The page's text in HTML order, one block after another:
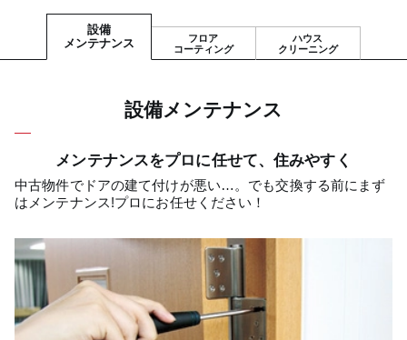
設備
メンテナンス
フロア
コーティング
ハウス
クリーニング
設備メンテナンス
メンテナンスをプロに任せて、住みやすく
中古物件でドアの建て付けが悪い…。でも交換する前にまず
はメンテナンス!プロにお任せください！